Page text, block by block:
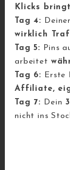
Mit
wirst du
„Folge
mehr
Klicks bringt
Tag 4:
wirklich
Tag 5: Pins
arbeitet
Tag 6: Erste
Affiliate,
Tag 7: Dein
nicht ins